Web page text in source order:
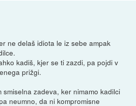
ne delaš idiota le iz sebe ampak
kadiš, kjer se ti zazdi, pa pojdi v
prižgi.
zadeva, ker nimamo kadilci
neumno, da ni kompromisne